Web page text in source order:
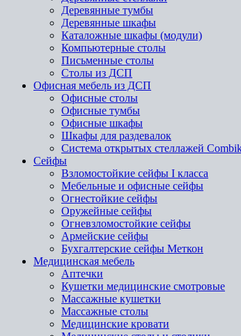
Деревянные тумбы
Деревянные шкафы
Каталожные шкафы (модули)
Компьютерные столы
Письменные столы
Столы из ДСП
Офисная мебель из ДСП
Офисные столы
Офисные тумбы
Офисные шкафы
Шкафы для раздевалок
Система открытых стеллажей
Сейфы
Взломостойкие сейфы I класса
Мебельные и офисные сейфы
Огнестойкие сейфы
Оружейные сейфы
Огневзломостойкие сейфы
Армейские сейфы
Бухгалтерские сейфы Меткон
Медицинская мебель
Аптечки
Кушетки медицинские смотровые
Массажные кушетки
Массажные столы
Медицинские кровати